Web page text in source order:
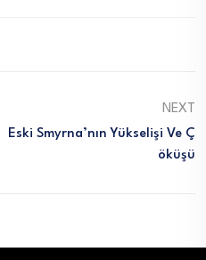
NEXT
Eski Smyrna’nın Yükselişi Ve Ç
Öküşü